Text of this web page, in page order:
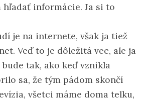
informácie. Ja si to
je na internete, však ja tiež
Veď to je dôležitá vec, ale ja
tak, ako keď vznikla
sa, že tým pádom skončí
všetci máme doma telku,